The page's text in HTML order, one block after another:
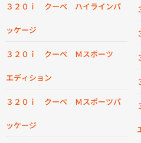
３２０ｉ クーペ ハイラインパ
ッケージ
３２０ｉ クーペ Ｍスポーツ
エディション
３２０ｉ クーペ Ｍスポーツパ
ッケージ